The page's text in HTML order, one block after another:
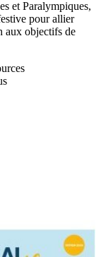
et Paralympiques,
pour allier
aux objectifs de